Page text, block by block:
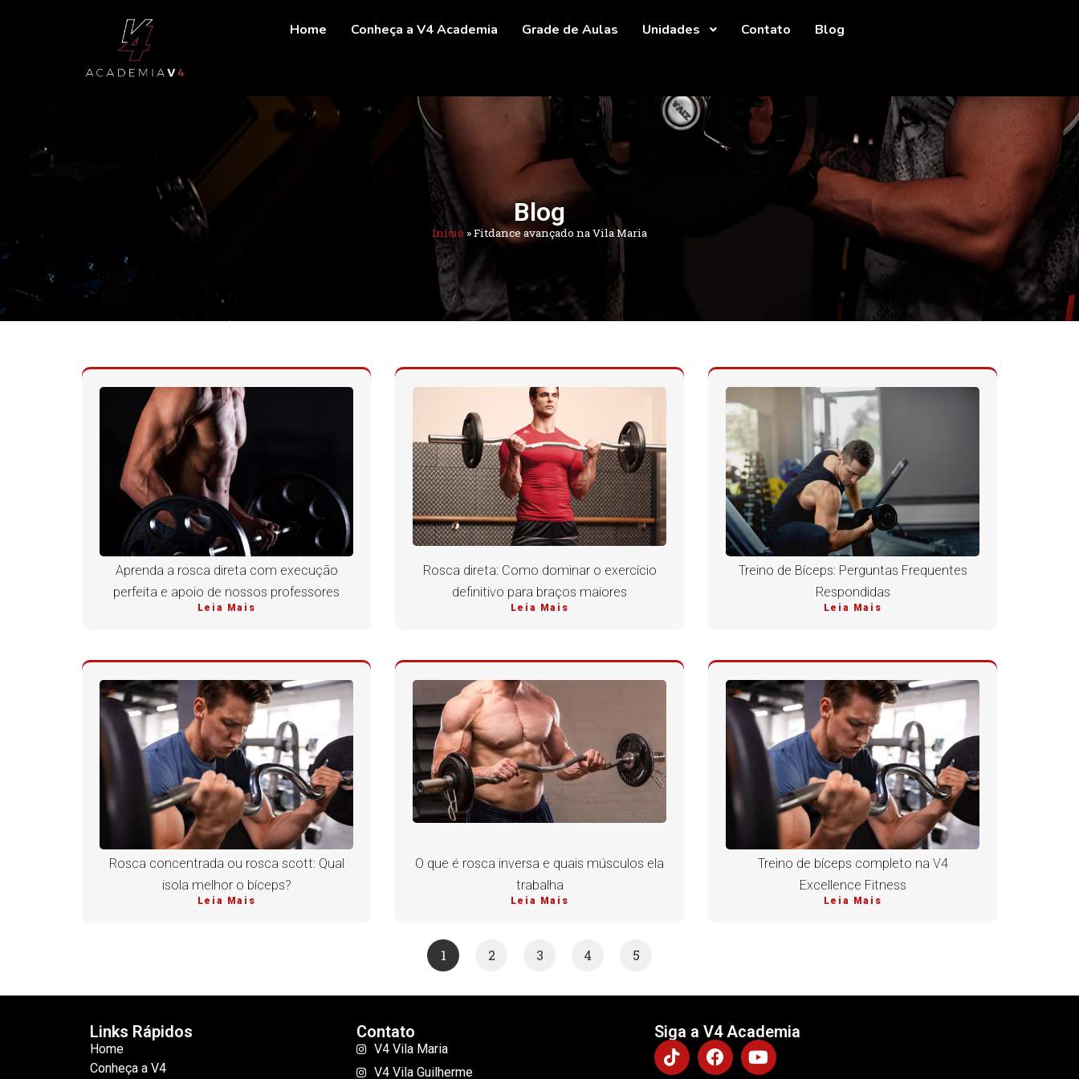
Home Conheça a V4 Academia Grade de Aulas Unidades Contato Blog
Blog
Início »Fitdance avançado na Vila Maria
Aprenda a rosca direta com execução
perfeita e apoio de nossos professores
Leia Mais
Rosca direta: Como dominar o exercício
definitivo para braços maiores
Leia Mais
Treino de Bíceps: Perguntas Frequentes
Respondidas
Leia Mais
Rosca concentrada ou rosca scott: Qual
isola melhor o bíceps?
Leia Mais
O que é rosca inversa e quais músculos ela
trabalha
Leia Mais
Treino de bíceps completo na V4
Excellence Fitness
Leia Mais
1 2 3 4 5
Links Rápidos
Home
Conheça a V4
Contato
V4 Vila Maria
V4 Vila Guilherme
Siga a V4 Academia